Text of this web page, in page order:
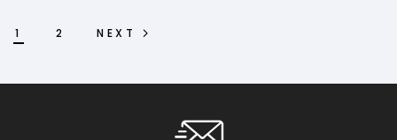
1 2 NEXT